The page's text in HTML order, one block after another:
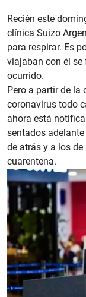
Recién este
clínica Suizo
para respirar. Es
viajaban con él
ocurrido.
Pero a partir de la
coronavirus todo
ahora está
sentados
de atrás y a los
cuarentena.